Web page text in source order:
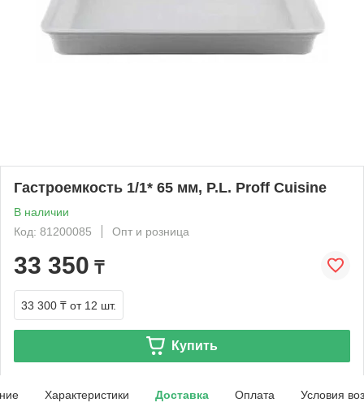
Гастроемкость 1/1* 65 мм, P.L. Proff Cuisine
В наличии
Код: 81200085
Опт и розница
33 350 ₸
33 300 ₸ от 12 шт.
Купить
Характеристики Доставка Оплата Условия